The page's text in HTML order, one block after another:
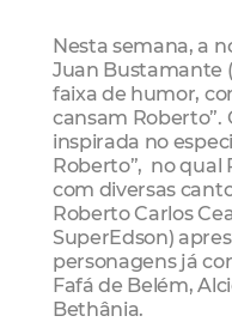
Nesta semana, a
Juan Bustamante
faixa de humor,
cansam Roberto”.
inspirada no
Roberto”, no qual
com diversas
Roberto Carlos
SuperEdson)
personagens já
Fafá de Belém,
Bethânia.